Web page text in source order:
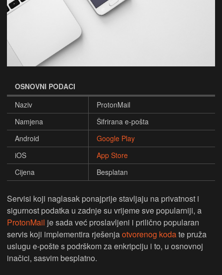
OSNOVNI PODACI
Naziv
ProtonMail
Namjena
Šifrirana e-pošta
Android
Google Play
iOS
App Store
Cijena
Besplatan
Servisi koji naglasak ponajprije stavljaju na privatnost i
sigurnost podatka u zadnje su vrijeme sve popularniji, a
ProtonMail je sada već proslavljeni i prilično popularan
servis koji implementira rješenjaotvorenog kodate pruža
uslugu e-pošte s podrškom za enkripciju i to, u osnovnoj
inačici, sasvim besplatno.